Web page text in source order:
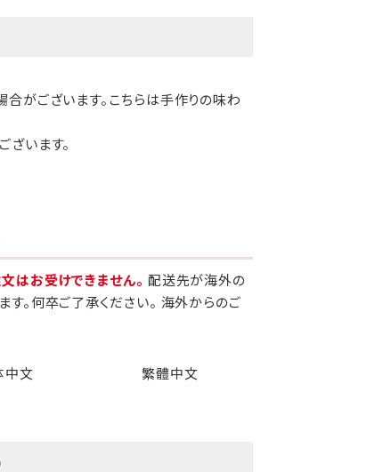
がございます。こちらは手作りの味わ
います。
はお受けできません。 配送先が海外の
す。何卒ご了承ください。 海外からのご
中文 繁體中文